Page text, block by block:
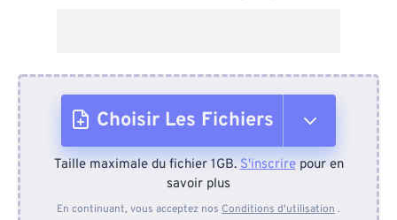
Choisir Les Fichiers
Depuis l'appareil
Taille maximale du fichier 1GB.S'inscrirepour en
savoir plus
En continuant, vous acceptez nos Conditions d'utilisation .